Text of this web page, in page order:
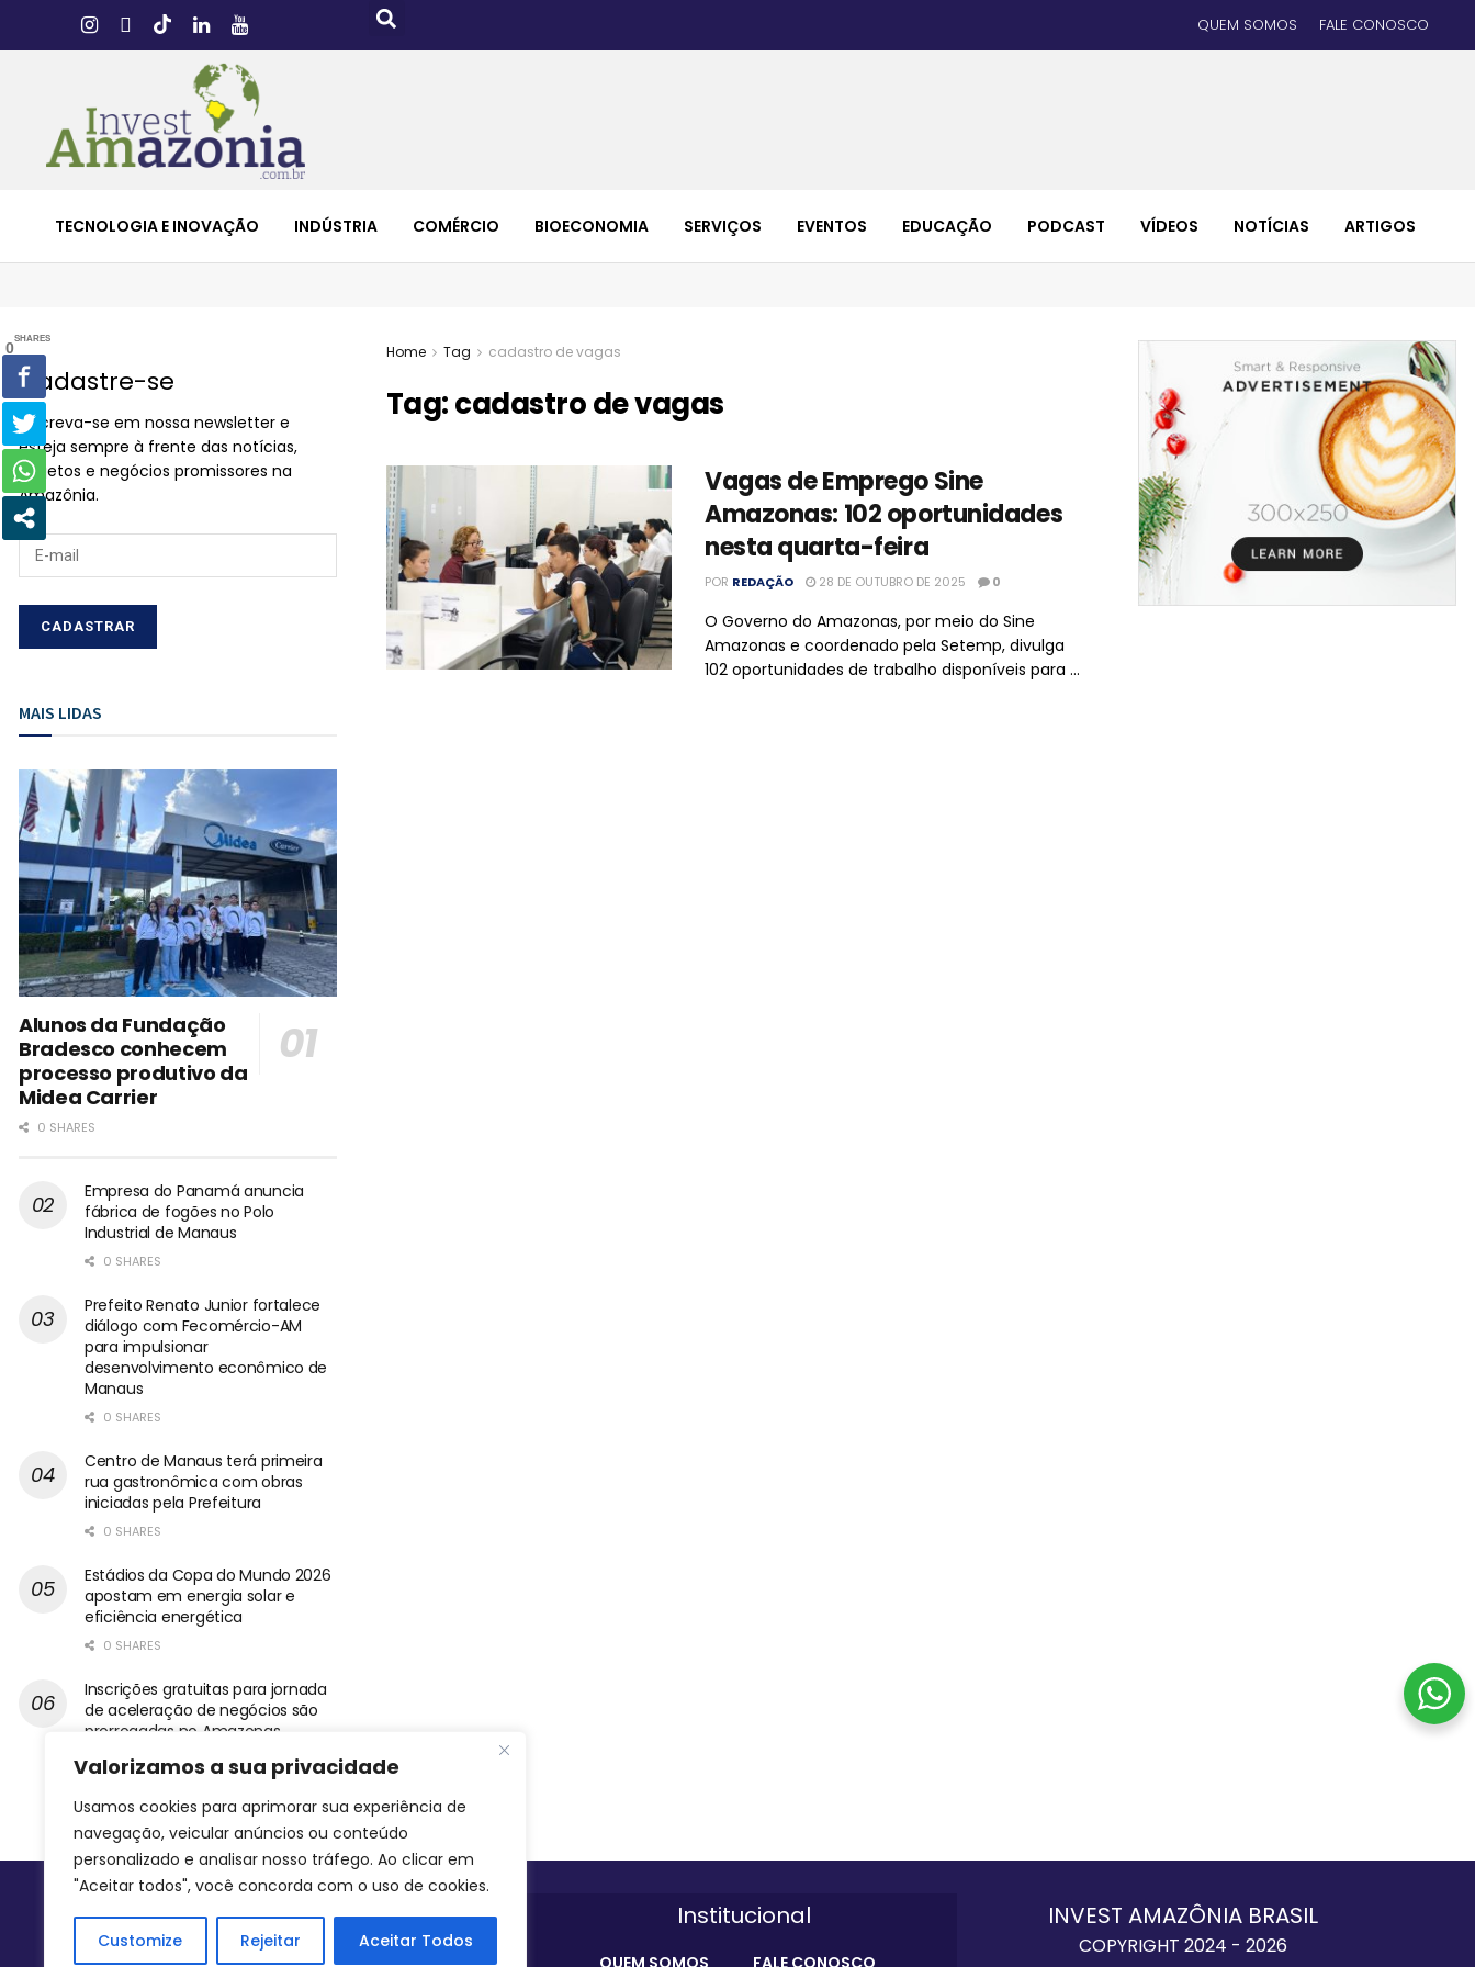
Valorizamos a sua privacidade
Usamos cookies para aprimorar sua experiência de
navegação, veicular anúncios ou conteúdo
personalizado e analisar nosso tráfego. Ao clicar em
"Aceitar todos", você concorda com o uso de cookies.
Customize Rejeitar Aceitar Todos
QUEM SOMOS FALE CONOSCO
TECNOLOGIA E INOVAÇÃO INDÚSTRIA COMÉRCIO BIOECONOMIA SERVIÇOS EVENTOS EDUCAÇÃO PODCAST VÍDEOS NOTÍCIAS ARTIGOS
Home Tag cadastro de vagas
Tag:cadastro de vagas
Vagas de Emprego Sine
Amazonas: 102 oportunidades
nesta quarta-feira
POR REDAÇÃO 28 DE OUTUBRO DE 2025 0
O Governo do Amazonas, por meio do Sine
Amazonas e coordenado pela Setemp, divulga
102 oportunidades de trabalho disponíveis para ...
Cadastre-se
Inscreva-se em nossa newsletter e
esteja sempre à frente das notícias,
projetos e negócios promissores na
Amazônia.
MAIS LIDAS
Alunos da Fundação
Bradesco conhecem
processo produtivo da
Midea Carrier
0 SHARES
Empresa do Panamá anuncia
fábrica de fogões no Polo
Industrial de Manaus
0 SHARES
Prefeito Renato Junior fortalece
diálogo com Fecomércio-AM
para impulsionar
desenvolvimento econômico de
Manaus
0 SHARES
Centro de Manaus terá primeira
rua gastronômica com obras
iniciadas pela Prefeitura
0 SHARES
Estádios da Copa do Mundo 2026
apostam em energia solar e
eficiência energética
0 SHARES
Inscrições gratuitas para jornada
de aceleração de negócios são
prorrogadas no Amazonas
0 SHARES
Siga-nos Institucional INVEST AMAZÔNIA BRASIL
COPYRIGHT 2024 - 2026
0
SHARES